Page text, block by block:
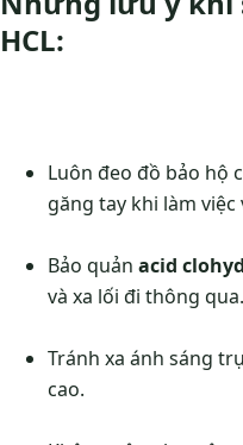
HCL:
Luôn đeo đồ bảo hộ
găng tay khi làm việc
Bảo quản acid
và xa lối đi thông qua.
Tránh xa ánh sáng
cao.